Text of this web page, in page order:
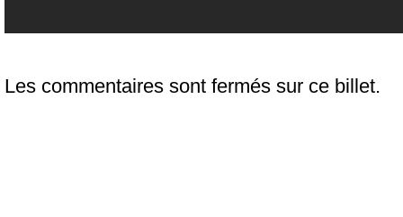
Les commentaires sont fermés sur ce billet.